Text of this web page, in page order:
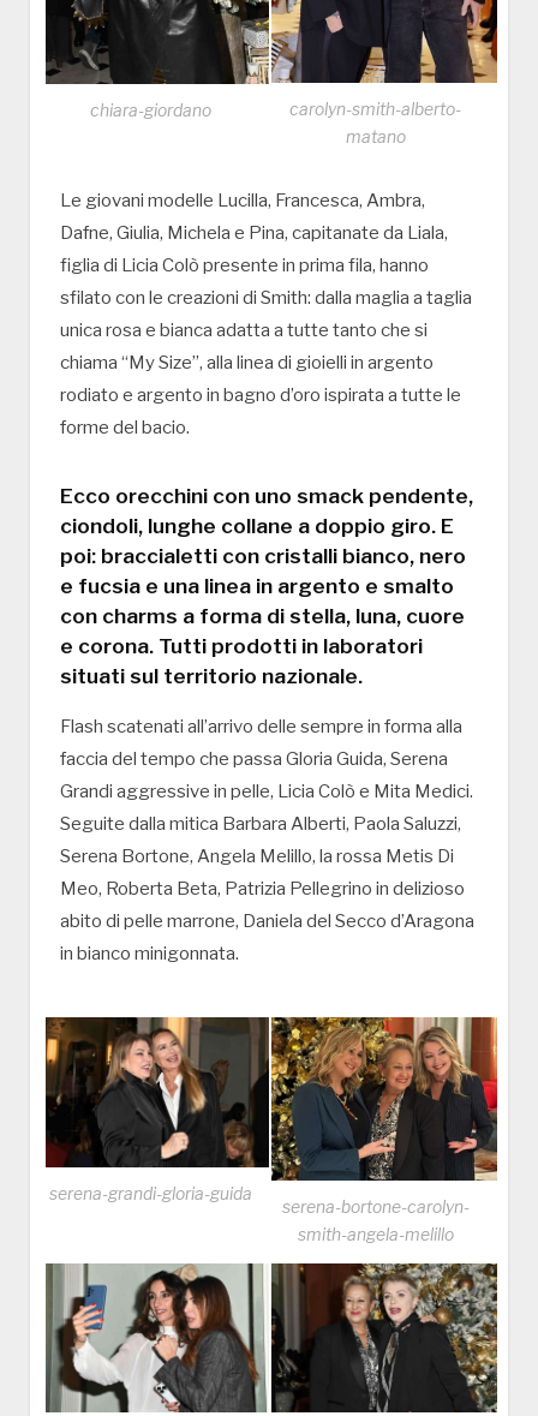
chiara-giordano
carolyn-smith-alberto-
matano
Le giovani modelle Lucilla, Francesca, Ambra,
Dafne, Giulia, Michela e Pina, capitanate da Liala,
figlia di Licia Colò presente in prima fila, hanno
sfilato con le creazioni di Smith: dalla maglia a taglia
unica rosa e bianca adatta a tutte tanto che si
chiama “My Size”, alla linea di gioielli in argento
rodiato e argento in bagno d’oro ispirata a tutte le
forme del bacio.
Ecco orecchini con uno smack pendente,
ciondoli, lunghe collane a doppio giro. E
poi: braccialetti con cristalli bianco, nero
e fucsia e una linea in argento e smalto
con charms a forma di stella, luna, cuore
e corona. Tutti prodotti in laboratori
situati sul territorio nazionale.
Flash scatenati all’arrivo delle sempre in forma alla
faccia del tempo che passa Gloria Guida, Serena
Grandi aggressive in pelle, Licia Colò e Mita Medici.
Seguite dalla mitica Barbara Alberti, Paola Saluzzi,
Serena Bortone, Angela Melillo, la rossa Metis Di
Meo, Roberta Beta, Patrizia Pellegrino in delizioso
abito di pelle marrone, Daniela del Secco d’Aragona
in bianco minigonnata.
serena-grandi-gloria-guida
serena-bortone-carolyn-
smith-angela-melillo